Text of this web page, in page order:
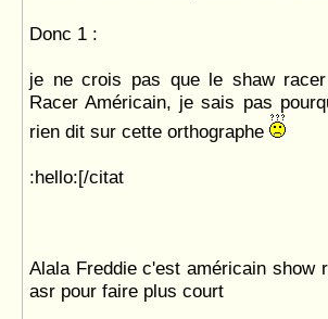
Donc 1 :
je ne crois pas que le shaw
Racer Américain, je sais pas
rien dit sur cette orthographe
:hello:[/citat
Alala Freddie c'est américain show
asr pour faire plus court